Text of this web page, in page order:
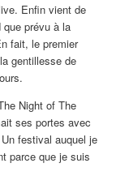
Enfin vient de
que prévu à la
fait, le premier
gentillesse de
Night of The
ses portes avec
festival auquel je
parce que je suis